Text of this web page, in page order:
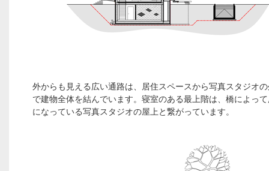
外からも見える広い通路は、居住スペースから写真スタジオ
で建物全体を結んでいます。寝室のある最上階は、橋によっ
になっている写真スタジオの屋上と繋がっています。